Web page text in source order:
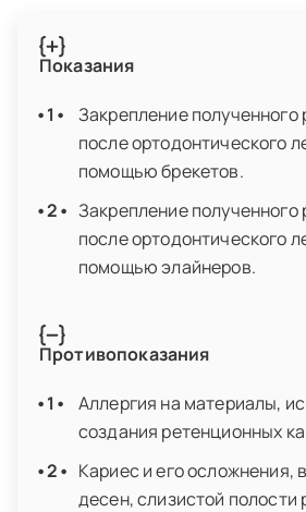
Показания
Закрепление полученного
после ортодонтического
помощью брекетов.
Закрепление полученного
после ортодонтического
помощью элайнеров.
Противопоказания
Аллергия на материалы,
создания ретенционных
Кариес и его осложнения,
десен, слизистой полости